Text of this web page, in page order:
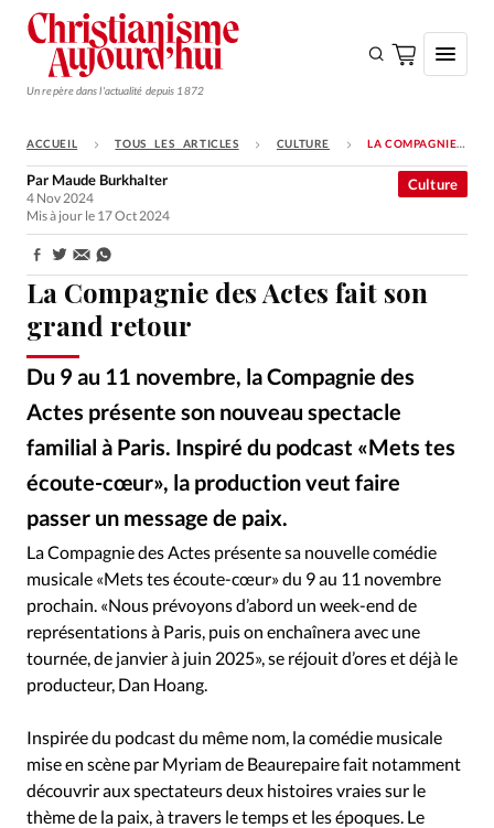
Un repère dans l'actualité depuis 1872
S'ABONNER
Monde
Opinions
Tous les articles
Faire un don
Emploi
Se connecter
Édition: Internationale
RUBRIQUES
Tous les articles
Actualité chrétienne
Actualité internationale
Chronique
Culture
Dossier
Eglises Foi Génération réveil
Monde
Publireportage
Société
Tour du monde des Eglises
Trait d'Ixène
Vécu
Vie Intérieure
ACCUEIL TOUS LES ARTICLES CULTURE LA COMPAGNIE DES ACTES FAIT SON GRAND RETOUR
La Compagnie des Actes fait son
grand retour
Du 9 au 11 novembre, la Compagnie des
Actes présente son nouveau spectacle
familial à Paris. Inspiré du podcast «Mets tes
écoute-cœur», la production veut faire
passer un message de paix.
Culture
Par Maude Burkhalter
4 Nov 2024
Mis à jour le 17 Oct 2024
Partager:
La Compagnie des Actes présente sa nouvelle comédie
musicale «Mets tes écoute-cœur» du 9 au 11 novembre
prochain. «Nous prévoyons d’abord un week-end de
représentations à Paris, puis on enchaînera avec une
tournée, de janvier à juin 2025», se réjouit d’ores et déjà le
producteur, Dan Hoang.
Inspirée du podcast du même nom, la comédie musicale
mise en scène par Myriam de Beaurepaire fait notamment
découvrir aux spectateurs deux histoires vraies sur le
thème de la paix, à travers le temps et les époques. Le